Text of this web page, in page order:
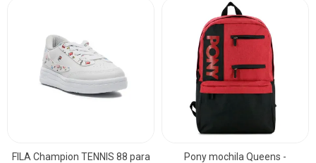
FILA Champion TENNIS 88 para
Pony mochila Queens -